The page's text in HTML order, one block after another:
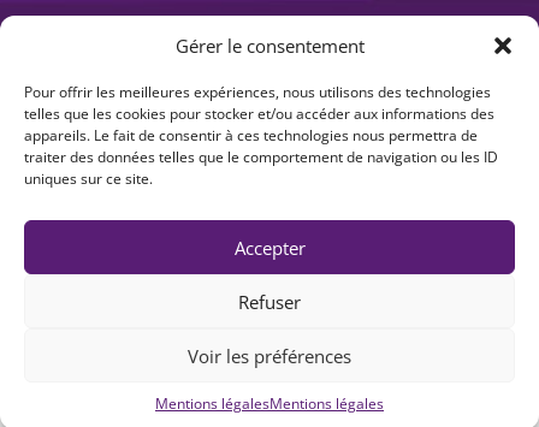
Gérer le consentement
Pour offrir les meilleures expériences, nous utilisons des technologies
telles que les cookies pour stocker et/ou accéder aux informations des
appareils. Le fait de consentir à ces technologies nous permettra de
traiter des données telles que le comportement de navigation ou les ID
uniques sur ce site.
Accepter
Refuser
Voir les préférences
Mentions légalesMentions légales
ENTREPRENDRE EST UNE AVENTURE
À propos
Expertises
Offre produits
Actualités
Contact